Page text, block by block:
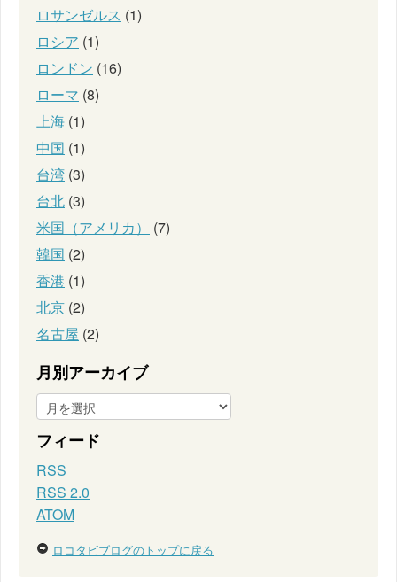
ロサンゼルス (1)
ロシア (1)
ロンドン (16)
ローマ (8)
上海 (1)
中国 (1)
台湾 (3)
台北 (3)
米国（アメリカ）
(7)
韓国 (2)
香港 (1)
北京 (2)
名古屋 (2)
月別アーカイブ
フィード
RSS
RSS 2.0
ATOM
ロコタビブログのトップに戻る